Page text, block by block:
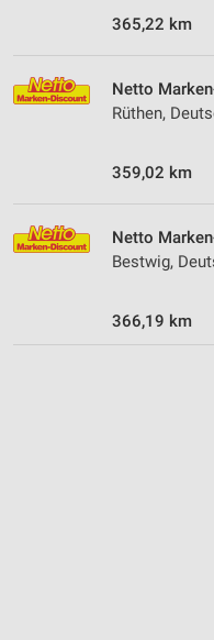
365,22 km
Netto
Rüthen,
359,02 km
Netto
Bestwig,
366,19 km